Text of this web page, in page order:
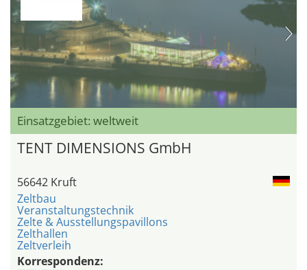
Einsatzgebiet: weltweit
TENT DIMENSIONS GmbH
56642 Kruft
Zeltbau
Veranstaltungstechnik
Zelte & Ausstellungspavillons
Zelthallen
Zeltverleih
Korrespondenz: